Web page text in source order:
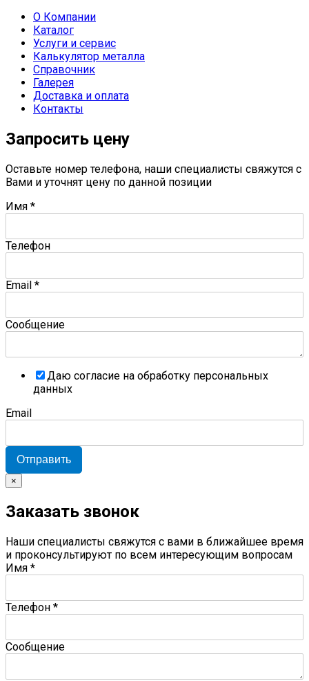
О Компании
Каталог
Услуги и сервис
Калькулятор металла
Справочник
Галерея
Доставка и оплата
Контакты
Запросить цену
Оставьте номер телефона, наши специалисты свяжутся с
Вами и уточнят цену по данной позиции
Имя *
Телефон
Email *
Сообщение
Даю согласие на обработку персональных
данных
Email
Отправить
×
Заказать звонок
Наши специалисты свяжутся с вами в ближайшее время
и проконсультируют по всем интересующим вопросам
Имя *
Телефон *
Сообщение